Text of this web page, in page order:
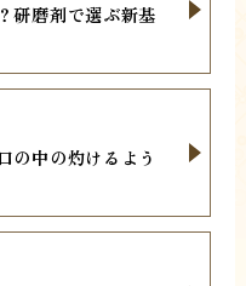
研磨剤で選ぶ新基
の中の灼けるよう